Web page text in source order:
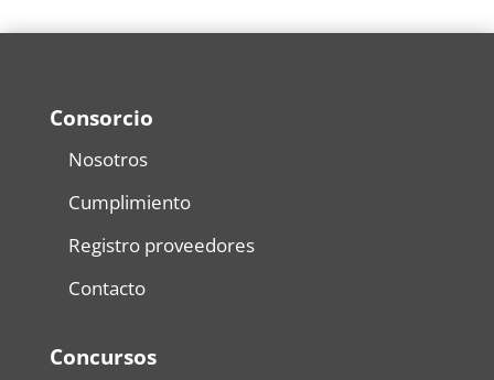
Consorcio
Nosotros
Cumplimiento
Registro proveedores
Contacto
Concursos